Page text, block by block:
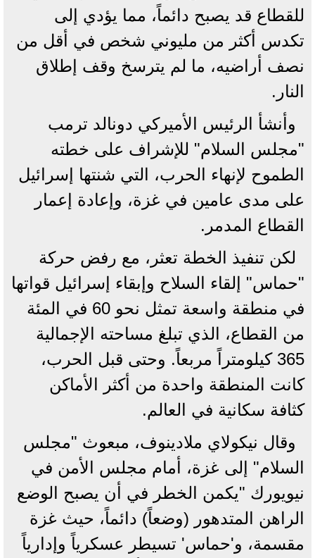
للقطاع قد يصبح دائماً، مما يؤدي إلى
تكدس أكثر من مليوني شخص في أقل من
نصف أراضيه، ما لم يترسخ وقف إطلاق
النار.
وأنشأ الرئيس الأميركي دونالد ترمب
"مجلس السلام" ‌للإشراف على خطته
‌الطموح لإنهاء الحرب، التي شنتها إسرائيل ​
على ‌مدى ⁠عامين ​في غزة، وإعادة ⁠إعمار
القطاع المدمر.
لكن تنفيذ الخطة تعثر، مع رفض حركة
"حماس" إلقاء السلاح وإبقاء إسرائيل قواتها
في منطقة واسعة تمثل نحو 60 في المئة
من القطاع، الذي تبلغ مساحته الإجمالية
365 كيلومتراً مربعاً. وحتى قبل الحرب،
كانت المنطقة واحدة من أكثر الأماكن
كثافة سكانية في العالم.
وقال نيكولاي ملادينوف، مبعوث "مجلس
السلام" إلى ⁠غزة، أمام مجلس الأمن في
نيويورك "يكمن الخطر في ‌أن يصبح الوضع
الراهن المتدهور (وضعاً) ‌دائماً، حيث غزة
مقسمة، و'حماس' تسيطر ​عسكرياً وإدارياً